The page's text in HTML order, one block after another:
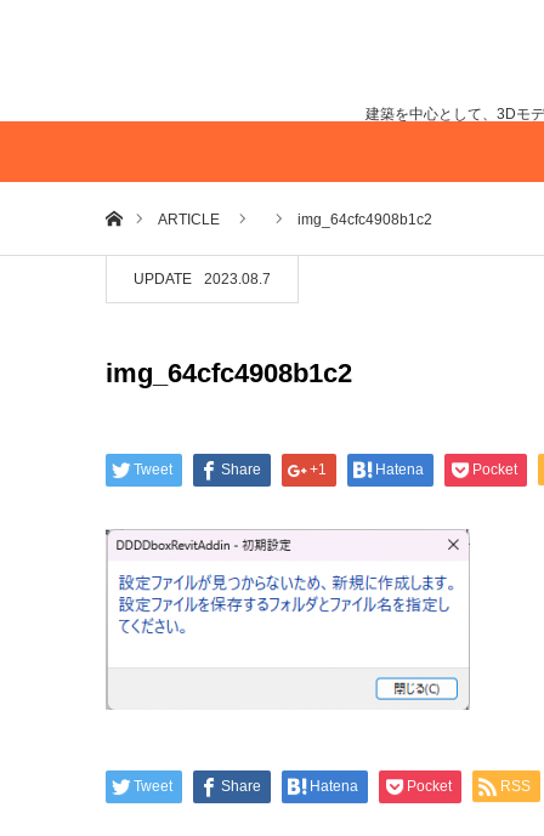
建築を中心として、3Dモ
ホームARTICLE img_64cfc4908b1c2
UPDATE 2023.08.7
img_64cfc4908b1c2
Tweet Share +1 Hatena Pocket
Tweet Share Hatena Pocket RSS